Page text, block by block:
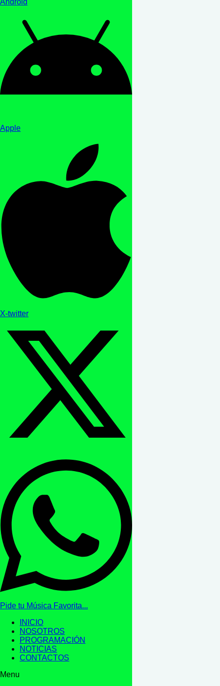
Android
Apple
X-twitter
Pide tu Música Favorita...
INICIO
NOSOTROS
PROGRAMACIÓN
NOTICIAS
CONTACTOS
Menu